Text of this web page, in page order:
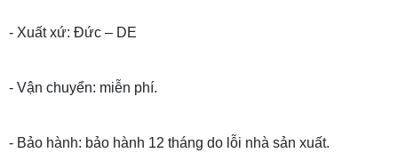
- Xuất xứ: Đức – DE
- Vận chuyển: miễn phí.
- Bảo hành: bảo hành 12 tháng do lỗi nhà sản xuất.